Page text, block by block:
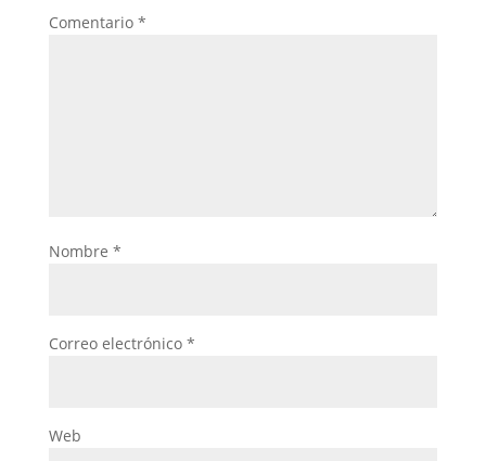
Comentario *
Nombre *
Correo electrónico *
Web